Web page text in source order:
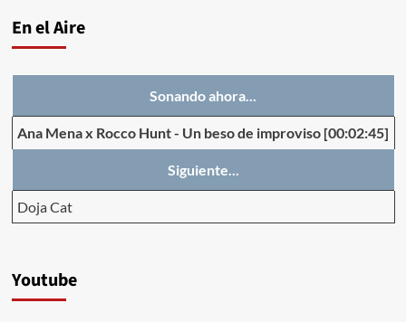
En el Aire
Sonando ahora...
Ana Mena x Rocco Hunt- Un beso de improviso [00:02:45]
Siguiente...
Doja Cat
Youtube